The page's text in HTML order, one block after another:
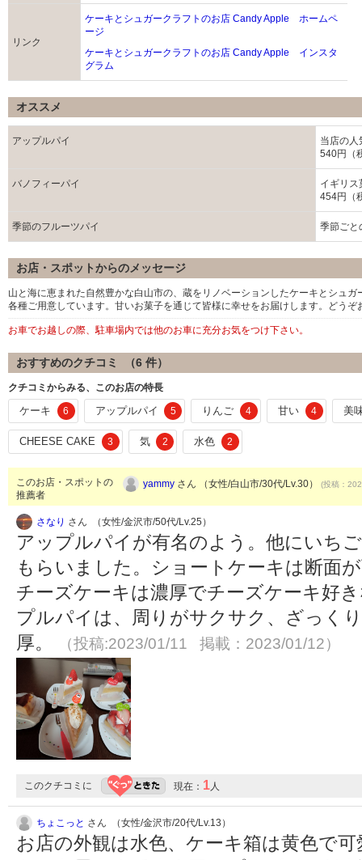
リンク
ケーキとシュガークラフトのお店 Candy Apple ホームペ
ージ
ケーキとシュガークラフトのお店 Candy Apple インスタ
グラム
オススメ
アップルパイ
当店の
540円（
バノフィーパイ
イギリス
454円（
季節のフルーツパイ 季節ごと
お店・スポットからのメッセージ
山と海に恵まれた自然豊かな白山市の、蔵をリノベーションしたケーキとシュ
各種ご用意しています。甘いお菓子を通じて皆様に幸せをお届けします。どうぞ
お車でお越しの際、駐車場内では他のお車に充分お気をつけ下さい。
おすすめのクチコミ （6 件）
クチコミからみる、このお店の特長
ケーキ 6 アップルパイ 5 りんご 4 甘い 4 美
CHEESE CAKE 3 気 2 水色 2
このお店・スポットの
推薦者
yammy さん （女性/白山市/30代/Lv.30） (投稿：
さなり さん （女性/金沢市/50代/Lv.25）
アップルパイが有名のよう。他にいち
もらいました。ショートケーキは断面
チーズケーキは濃厚でチーズケーキ好
プルパイは、周りがサクサク、ざっく
厚。
（投稿:2023/01/11 掲載：2023/01/12）
このクチコミに 現在： 1人
ちょこっと さん （女性/金沢市/20代/Lv.13）
お店の外観は水色、ケーキ箱は黄色で